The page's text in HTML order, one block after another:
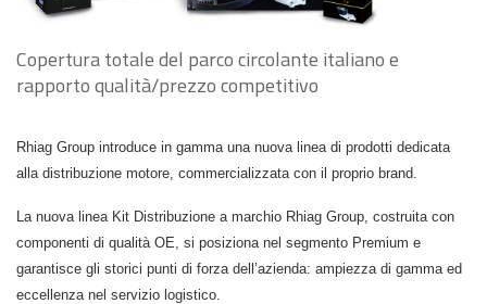
Copertura totale del parco circolante italiano e
rapporto qualità/prezzo competitivo
Rhiag Group introduce in gamma una nuova linea di prodotti dedicata
alla distribuzione motore, commercializzata con il proprio brand.
La nuova linea Kit Distribuzione a marchio Rhiag Group, costruita con
componenti di qualità OE, si posiziona nel segmento Premium e
garantisce gli storici punti di forza dell’azienda: ampiezza di gamma ed
eccellenza nel servizio logistico.